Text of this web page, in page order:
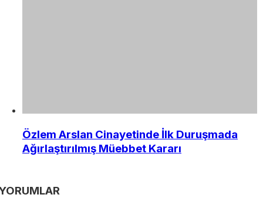
Özlem Arslan Cinayetinde İlk Duruşmada
Ağırlaştırılmış Müebbet Kararı